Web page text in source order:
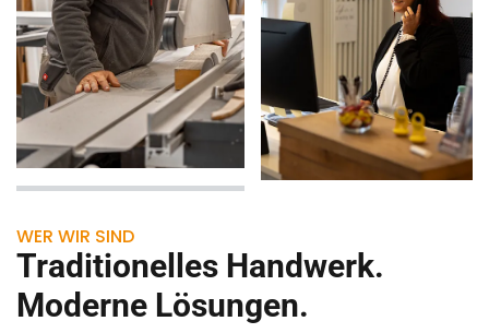
WER WIR SIND
Traditionelles Handwerk.
Moderne Lösungen.